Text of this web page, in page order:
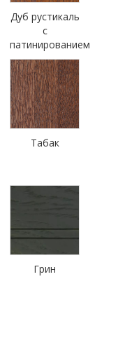
Дуб рустикаль
с
патинированием
Табак
Грин